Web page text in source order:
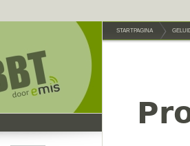
STARTPAGINA